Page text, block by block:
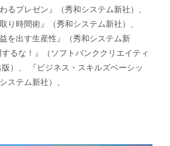
るプレゼン』（秀和システム新社）、
り時間術』（秀和システム新社）、
を出す生産性』（秀和システム新
るな！』（ソフトバンククリエイティ
）、 『ビジネス・スキルズベーシッ
テム新社）、